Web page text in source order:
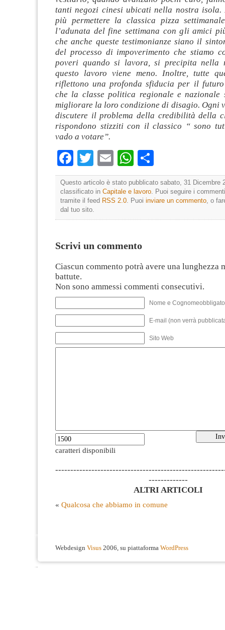
tanti negozi cinesi ubicati nella nostra isola.
più permettere la classica pizza
l’adunata del fine settimana con gli amici
che anche queste testimonianze siano il
del processo di impoverimento che stiamo
poveri quando si lavora, si precipita nella
questo lavoro viene meno. Inoltre, tutte
riflettono una profonda sfiducia per il
che la classe politica regionale e
migliorare la loro condizione di disagio. Ogni
discutere il problema della credibilità della
rispondono stizziti con il classico “ sono
vado a votare”.
Facebook
TwitterEmailWhatsApp
Questo articolo è stato pubblicato sabato, 31 Dicembre
classificato in Capitale e lavoro . Puoi seguire i
tramite il feed RSS 2.0 . Puoi inviare un commento , o
dal tuo sito.
Scrivi un commento
Ciascun commento potrà avere una lunghezza
battute.
Non sono ammessi commenti consecutivi.
Nome e
E-mail (non verrà
Sito Web
caratteri disponibili
-------------
ALTRI ARTICOLI
« Qualcosa che abbiamo in comune
Webdesign Visus 2006, su piattaforma WordPress